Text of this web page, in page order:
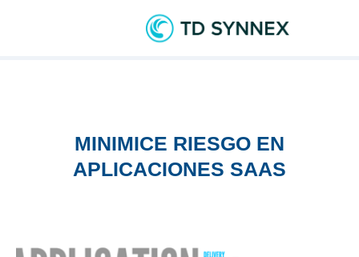
MINIMICE RIESGO EN
APLICACIONES SAAS